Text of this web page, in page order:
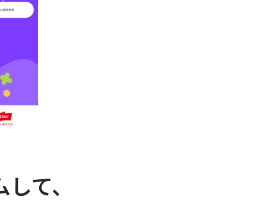
て、